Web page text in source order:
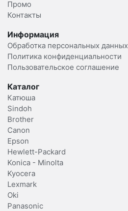
Промо
Контакты
Информация
Обработка персональных данных
Политика конфиденциальности
Пользовательское соглашение
Каталог
Катюша
Sindoh
Brother
Canon
Epson
Hewlett-Packard
Konica - Minolta
Kyocera
Lexmark
Oki
Panasonic